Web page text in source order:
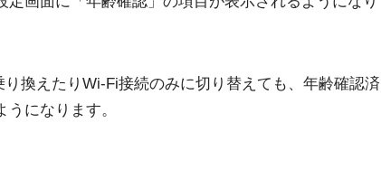
換えたりWi-Fi接続のみに切り替えても、年齢確認済
になります。